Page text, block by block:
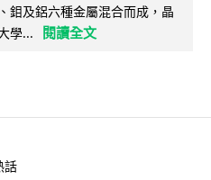
鉬及鋁六種金屬混合而成，晶
學...
閱讀全文
話